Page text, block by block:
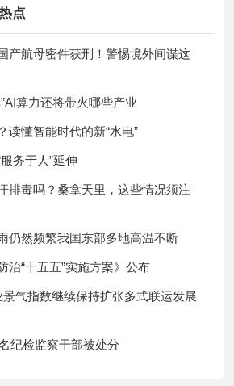
机科学|SpringerNature精选期刊及指
性耦合LiDAR–相机系统的免标定点
迎来新掌舵人——对话
际异种...
有用吗？能源革命会不会就藏在厕
到国家植物园：五百年植物守护史
甲团队：用于口腔呼气牙周炎诊断
玩坏了，硬塞AI不到两天就翻车
，估值223亿元
700亿
电，中国核建、江苏神通接连涨
使核电迎来量价齐升新拐点
具到顶尖大模型公司，智谱公司瞄
是人类历史上最大规模的资本需求
看客
候过去了吗？华尔街：真正考验才
点
产航母密件获刑！警惕境外间谍这
算力还将带火哪些产业
读懂智能时代的新“水电”
务于人”延伸
排毒吗？桑拿天里，这些情况须注
仍然频繁我国东部多地高温不断
治“十五五”实施方案》公布
气指数继续保持扩张多式联运发展
纪检监察干部被处分